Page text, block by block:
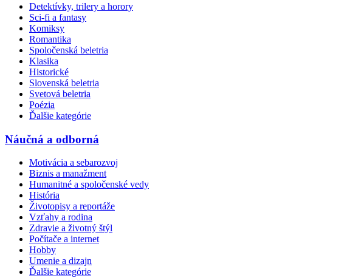
Detektívky, trilery a horory
Sci-fi a fantasy
Komiksy
Romantika
Spoločenská beletria
Klasika
Historické
Slovenská beletria
Svetová beletria
Poézia
Ďalšie kategórie
Náučná a odborná
Motivácia a sebarozvoj
Biznis a manažment
Humanitné a spoločenské vedy
História
Životopisy a reportáže
Vzťahy a rodina
Zdravie a životný štýl
Počítače a internet
Hobby
Umenie a dizajn
Ďalšie kategórie